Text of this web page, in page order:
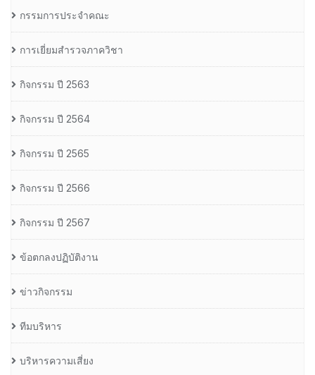
กรรมการประจำคณะ
การเยี่ยมสำรวจภาควิชา
กิจกรรม ปี 2563
กิจกรรม ปี 2564
กิจกรรม ปี 2565
กิจกรรม ปี 2566
กิจกรรม ปี 2567
ข้อตกลงปฏิบัติงาน
ข่าวกิจกรรม
ทีมบริหาร
บริหารความเสี่ยง